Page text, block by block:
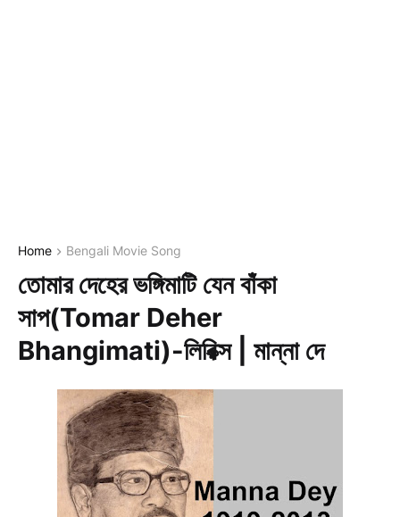
Home Bengali Movie Song
তোমার দেহের ভঙ্গিমাটি যেন বাঁকা
সাপ(Tomar Deher
Bhangimati)-লিরিক্স | মান্না দে